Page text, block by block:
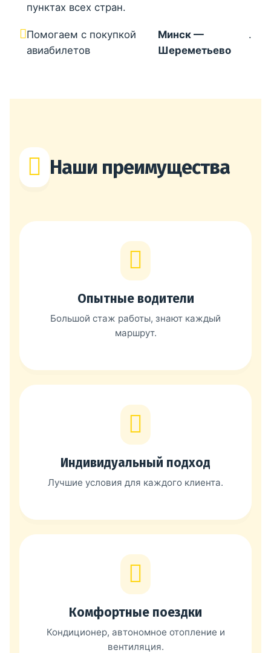
пунктах всех стран.
Помогаем с покупкой
авиабилетов
Минск —
Шереметьево
.
Наши преимущества
Опытные водители
Большой стаж работы, знают каждый
маршрут.
Индивидуальный подход
Лучшие условия для каждого клиента.
Комфортные поездки
Кондиционер, автономное отопление и
вентиляция.